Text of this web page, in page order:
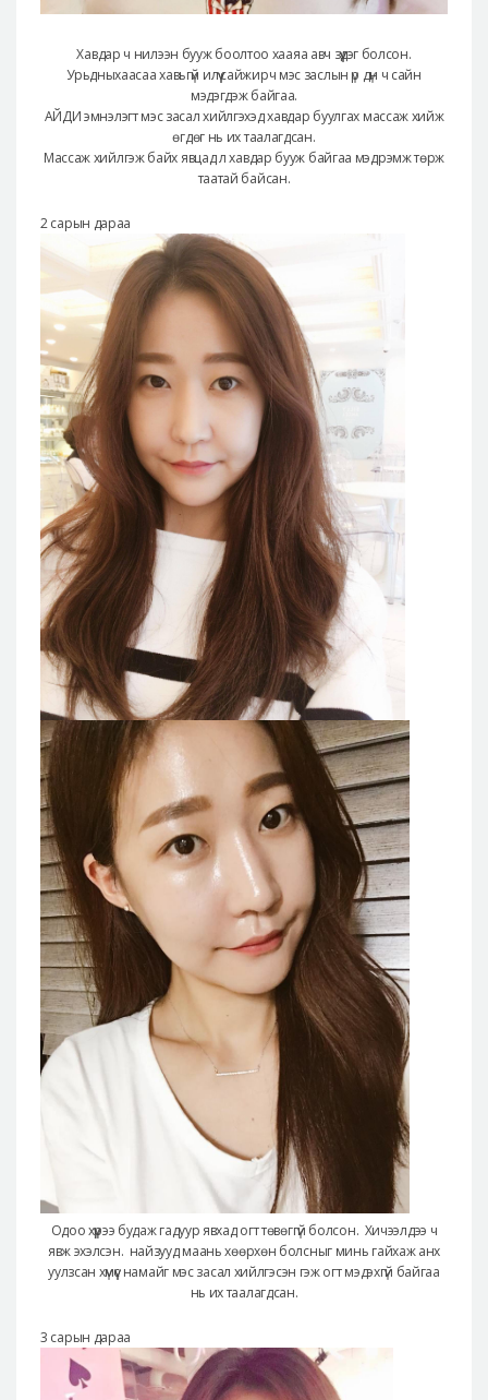
Хавдар ч нилээн бууж боолтоо хааяа авч зүүдэг болсон.
Урьдныхаасаа хавьгүй илүү сайжирч мэс заслын үр дүн ч сайн
мэдэгдэж байгаа.
АЙДИ эмнэлэгт мэс засал хийлгэхэд хавдар буулгах массаж хийж
өгдөг нь их таалагдсан.
Массаж хийлгэж байх явцад л хавдар бууж байгаа мэдрэмж төрж
таатай байсан.
2 сарын дараа
Одоо хүүрээ будаж гадуур явхад огт төвөггүй болсон. Хичээлдээ ч
явж эхэлсэн. найзууд маань хөөрхөн болсныг минь гайхаж анх
уулзсан хүмүүс намайг мэс засал хийлгэсэн гэж огт мэдэхгүй байгаа
нь их таалагдсан.
3 сарын дараа